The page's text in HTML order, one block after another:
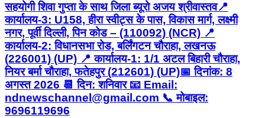
सहयोगी शिवा गुप्ता के साथ जिला ब्यूरो अजय श्रीवास्तव ​📍
कार्यालय-3: U158, हीरा स्वीट्स के पास, विकास मार्ग, लक्ष्मी
नगर, पूर्वी दिल्ली, पिन कोड – (110092) (NCR) 📍
कार्यालय-2: विधानसभा रोड, बर्लिंगटन चौराहा, लखनऊ
(226001) (UP) 📍 कार्यालय-1: 1/1 अटल बिहारी चौराहा,
नियर बर्मा चौराहा, फतेहपुर (212601) (UP) ​📅 दिनांक: 8
अगस्त 2026 📆 दिन: शनिवार 📧 Email:
ndnewschannel@gmail.com 📞 मोबाइल:
9696119696